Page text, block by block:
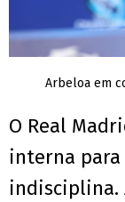
Arbeloa em
O Real
interna
indisciplina.